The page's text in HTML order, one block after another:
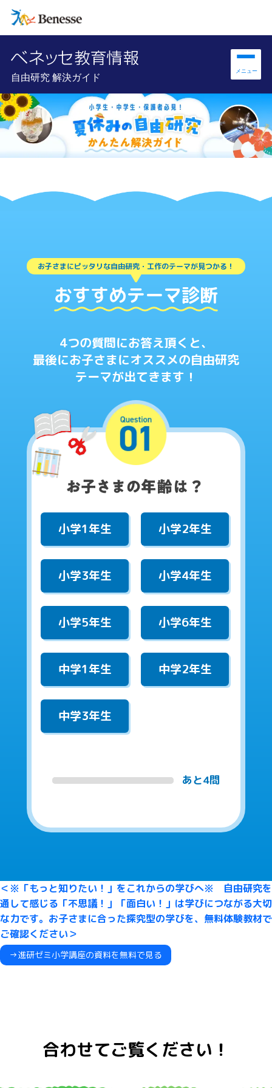
自由研究 解決ガイド
お子さまにピッタリな自由研究・工作のテーマが見つかる！
おすすめテーマ診断
4つの質問にお答え頂くと、
最後にお子さまにオススメの自由研究
テーマが出てきます！
小学1年生 小学2年生
小学3年生 小学4年生
小学5年生 小学6年生
中学1年生 中学2年生
中学3年生
あと4問
＜※「もっと知りたい！」をこれからの学びへ※ 自由研究を
通して感じる「不思議！」「面白い！」は学びにつながる大切
な力です。お子さまに合った探究型の学びを、無料体験教材で
ご確認ください＞
→進研ゼミ小学講座の資料を無料で見る
合わせてご覧ください！